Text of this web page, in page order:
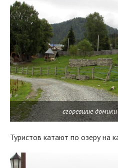
сгоревшие
Туристов катают по озеру на